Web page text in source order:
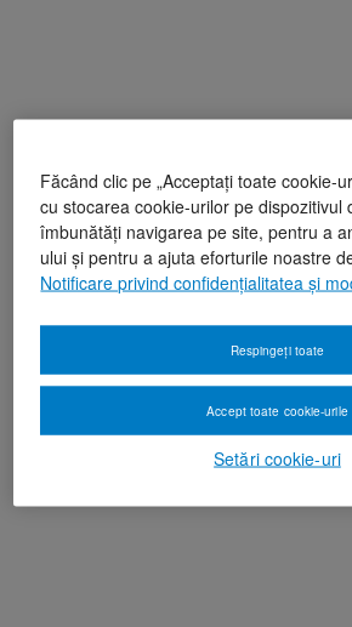
Făcând clic pe „Acceptați toate cookie-
cu stocarea cookie-urilor pe dispozitivul
îmbunătăți navigarea pe site, pentru a
ului și pentru a ajuta eforturile noastre
Notificare privind confidențialitatea și
Setări cookie-uri
Respingeți toate
Accept toate cookie-urile